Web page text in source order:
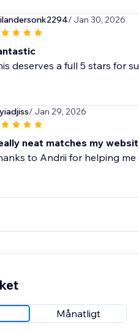
/ Jan 30, 2026
deserves a full 5 stars for
/ Jan 29, 2026
neat matches my
to Andrii for helping
Månatligt